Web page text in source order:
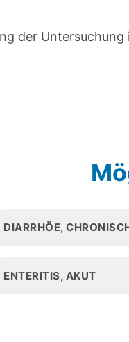
der
DIARRHÖE,
ENTERITIS, AKUT